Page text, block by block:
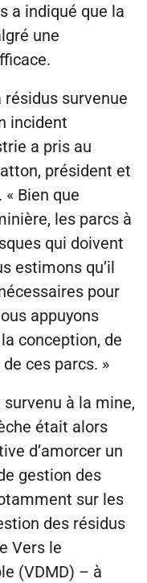
a indiqué que la
une
résidus survenue
incident
a pris au
président et
« Bien que
les parcs à
qui doivent
estimons qu’il
pour
appuyons
conception, de
ces parcs. »
à la mine,
était alors
d’amorcer un
gestion des
sur les
des résidus
Vers le
(VDMD) – à